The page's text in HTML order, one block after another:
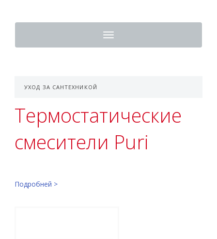
Toggle
navigation
УХОД ЗА САНТЕХНИКОЙ
Термостатические
смесители Puri
Подробней >